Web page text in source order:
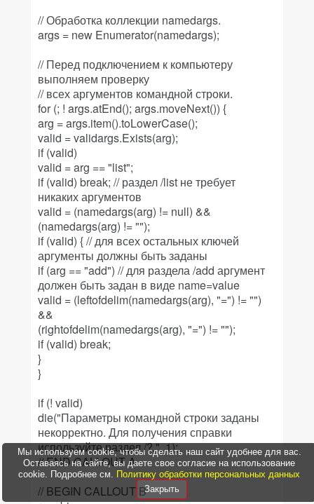
// Обработка коллекции namedargs.
args = new Enumerator(namedargs);
// Перед подключением к компьютеру
выполняем проверку
// всех аргументов командной строки.
for (; ! args.atEnd(); args.moveNext()) {
arg = args.item().toLowerCase();
valid = validargs.Exists(arg);
if (valid)
valid = arg == "list";
if (valid) break; // раздел /list не требует
никаких аргументов
valid = (namedargs(arg) != null) &&
(namedargs(arg) != "");
if (valid) { // для всех остальных ключей
аргументы должны быть заданы
if (arg == "add") // для раздела /add аргумент
должен быть задан в виде name=value
valid = (leftofdelim(namedargs(arg), "=") != "")
&&
(rightofdelim(namedargs(arg), "=") != "");
if (valid) break;
}
}
if (! valid)
die("Параметры командной строки заданы
некорректно. Для получения справки
используйте раздел /?.", 1);
// END CALLOUT A
// BEGIN CALLOUT B
Мы используем cookie, чтобы сделать наш сайт удобнее для вас.
Оставаясь на сайте, вы даете свое согласие на использование
cookie. Подробнее см. Политику обработки персональных данных
Закрыть